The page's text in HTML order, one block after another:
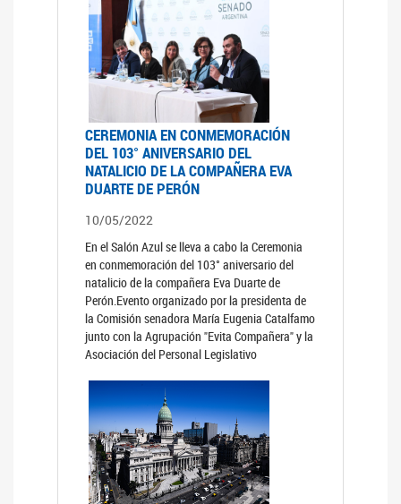
CEREMONIA EN CONMEMORACIÓN
DEL 103° ANIVERSARIO DEL
NATALICIO DE LA COMPAÑERA EVA
DUARTE DE PERÓN
10/05/2022
En el Salón Azul se lleva a cabo la Ceremonia
en conmemoración del 103° aniversario del
natalicio de la compañera Eva Duarte de
Perón.Evento organizado por la presidenta de
la Comisión senadora María Eugenia Catalfamo
junto con la Agrupación "Evita Compañera" y la
Asociación del Personal Legislativo